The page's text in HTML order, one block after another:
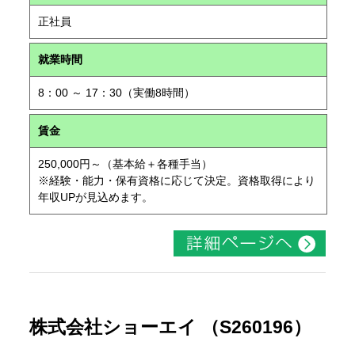
正社員
就業時間
8：00 ～ 17：30（実働8時間）
賃金
250,000円～（基本給＋各種手当）
※経験・能力・保有資格に応じて決定。資格取得により
年収UPが見込めます。
株式会社ショーエイ （S260196）